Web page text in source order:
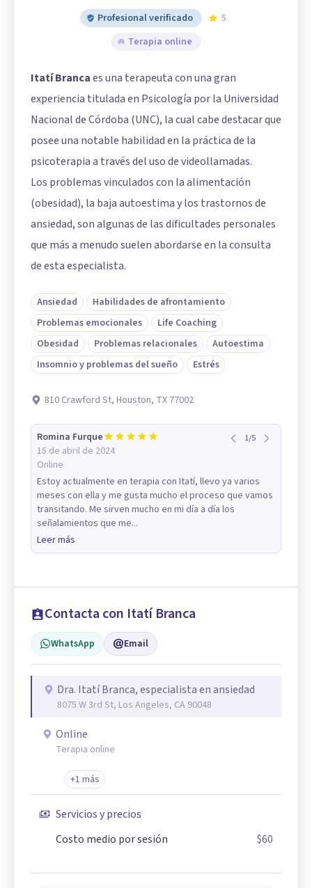
Profesional verificado
5
Terapia online
Itatí Brancaes una terapeuta con una gran
experiencia titulada en Psicología por la Universidad
Nacional de Córdoba (UNC), la cual cabe destacar que
posee una notable habilidad en la práctica de la
psicoterapia a través del uso de videollamadas.
Los problemas vinculados con la alimentación
(obesidad), la baja autoestima y los trastornos de
ansiedad, son algunas de las dificultades personales
que más a menudo suelen abordarse en la consulta
de esta especialista.
Ansiedad
Habilidades de afrontamiento
Problemas emocionales
Life Coaching
Obesidad
Problemas relacionales
Autoestima
Insomnio y problemas del sueño
Estrés
810 Crawford St, Houston, TX 77002
Romina Furque
15 de abril de 2024
Online
1/5
Estoy actualmente en terapia con Itatí, llevo ya varios
meses con ella y me gusta mucho el proceso que vamos
transitando. Me sirven mucho en mi día a día los
señalamientos que me...
Leer más
Contacta con Itatí Branca
WhatsApp Email
Dra. Itatí Branca, especialista en ansiedad
8075 W 3rd St, Los Angeles, CA 90048
Online
Terapia online
+1 más
Servicios y precios
Costo medio por sesión
$60